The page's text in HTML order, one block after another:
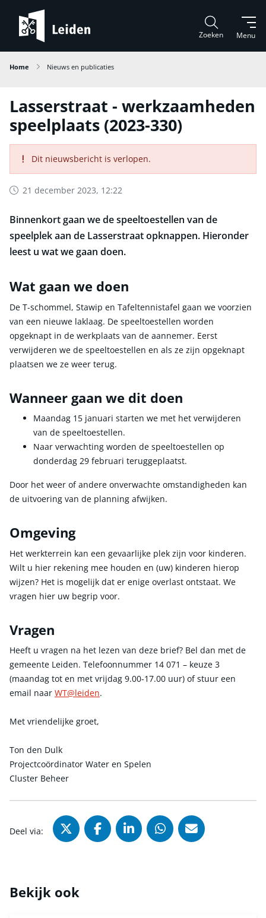
Menu
Zoeken
Home Nieuws en publicaties
Lasserstraat - werkzaamheden
speelplaats (2023-330)
Dit nieuwsbericht is verlopen.
21 december 2023, 12:22
Binnenkort gaan we de speeltoestellen van de
speelplek aan de Lasserstraat opknappen. Hieronder
leest u wat we gaan doen.
Wat gaan we doen
De T-schommel, Stawip en Tafeltennistafel gaan we voorzien
van een nieuwe laklaag. De speeltoestellen worden
opgeknapt in de werkplaats van de aannemer. Eerst
verwijderen we de speeltoestellen en als ze zijn opgeknapt
plaatsen we ze weer terug.
Wanneer gaan we dit doen
Maandag 15 januari starten we met het verwijderen
van de speeltoestellen.
Naar verwachting worden de speeltoestellen op
donderdag 29 februari teruggeplaatst.
Door het weer of andere onverwachte omstandigheden kan
de uitvoering van de planning afwijken.
Omgeving
Het werkterrein kan een gevaarlijke plek zijn voor kinderen.
Wilt u hier rekening mee houden en (uw) kinderen hierop
wijzen? Het is mogelijk dat er enige overlast ontstaat. We
vragen hier uw begrip voor.
Vragen
Heeft u vragen na het lezen van deze brief? Bel dan met de
gemeente Leiden. Telefoonnummer 14 071 – keuze 3
(maandag tot en met vrijdag 9.00-17.00 uur) of stuur een
email naar WT@leiden.
Met vriendelijke groet,
Ton den Dulk
Projectcoördinator Water en Spelen
Cluster Beheer
Deel via: Deel via X (Twitter), opent in
Deel via Facebook, opent
Deel via LinkedIn,
Deel viaDeel via
Bekijk ook